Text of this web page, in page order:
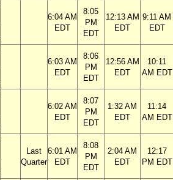
6:04 AM
EDT
8:05
PM
EDT
12:13 AM
EDT
9:11 AM
EDT
6:03 AM
EDT
8:06
PM
EDT
12:56 AM
EDT
10:11
AM EDT
6:02 AM
EDT
8:07
PM
EDT
1:32 AM
EDT
11:14
AM EDT
Last
Quarter
6:01 AM
EDT
8:08
PM
EDT
2:04 AM
EDT
12:17
PM EDT